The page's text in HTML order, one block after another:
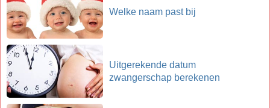
Welke naam past bij
Uitgerekende datum
zwangerschap berekenen